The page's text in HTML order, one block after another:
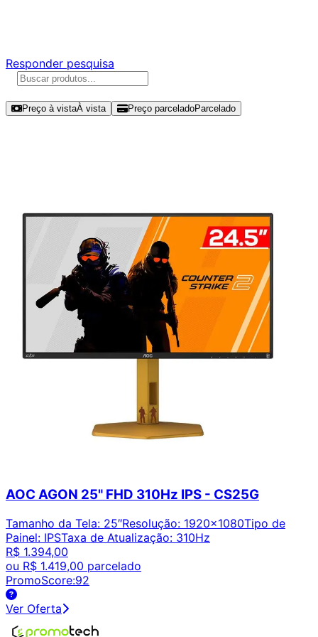
Responder pesquisa
Preço à vistaÀ vista Preço parceladoParcelado
AOC AGON 25" FHD 310Hz IPS - CS25G
Tamanho da Tela: 25″Resolução: 1920x1080Tipo de
Painel: IPSTaxa de Atualização: 310Hz
R$ 1.394,00
ou R$ 1.419,00 parcelado
PromoScore:92
Ver Oferta